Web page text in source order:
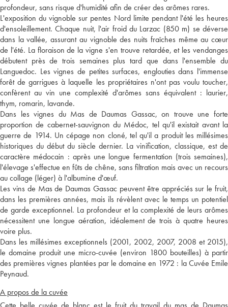
profondeur, sans risque d'humidité afin de créer des arômes rares.
L'exposition du vignoble sur pentes Nord limite pendant l'été les heures
d'ensoleillement. Chaque nuit, l'air froid du Larzac (850 m) se déverse
dans la vallée, assurant au vignoble des nuits fraîches même au cœur
de l'été. La floraison de la vigne s'en trouve retardée, et les vendanges
débutent près de trois semaines plus tard que dans l'ensemble du
Languedoc. Les vignes de petites surfaces, englouties dans l'immense
forêt de garrigues à laquelle les propriétaires n'ont pas voulu toucher,
confèrent au vin une complexité d'arômes sans équivalent : laurier,
thym, romarin, lavande.
Dans les vignes du Mas de Daumas Gassac, on trouve une forte
proportion de cabernet-sauvignon du Médoc, tel qu'il existait avant la
guerre de 1914. Un cépage non cloné, tel qu'il a produit les millésimes
historiques du début du siècle dernier. La vinification, classique, est de
caractère médocain : après une longue fermentation (trois semaines),
l'élevage s'effectue en fûts de chêne, sans filtration mais avec un recours
au collage (léger) à l'albumine d'œuf.
Les vins de Mas de Daumas Gassac peuvent être appréciés sur le fruit,
dans les premières années, mais ils révèlent avec le temps un potentiel
de garde exceptionnel. La profondeur et la complexité de leurs arômes
nécessitent une longue aération, idéalement de trois à quatre heures
voire plus.
Dans les millésimes exceptionnels (2001, 2002, 2007, 2008 et 2015),
le domaine produit une micro-cuvée (environ 1800 bouteilles) à partir
des premières vignes plantées par le domaine en 1972 : la Cuvée Emile
Peynaud.
A propos de la cuvée